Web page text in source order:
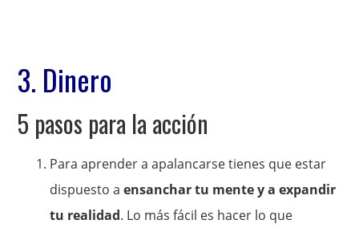
3. Dinero
5 pasos para la acción
Para aprender a apalancarse tienes que estar
dispuesto aensanchar tu mente y a expandir
tu realidad. Lo más fácil es hacer lo que